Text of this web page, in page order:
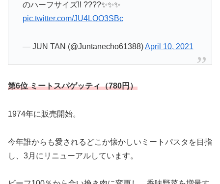
のハーフサイズ‼︎ ????✨✨✨
pic.twitter.com/JU4LOO3SBc
— JUN TAN (@Juntanecho61388)April 10, 2021
第6位 ミートスパゲッティ（780円）
1974年に販売開始。
今年誰からも愛されるどこか懐かしいミートパスタを目指
し、3月にリニューアルしています。